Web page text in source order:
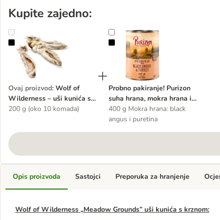
Kupite zajedno:
Wolf of Wilderness – uši kunića s krznom
Ovaj proizvod: Wolf of
Wilderness – uši kunića s
krznom
200 g (oko 10 komada)
Probno pakiranje! Purizon suha
Probno pakiranje! Purizon
suha hrana, mokra hrana i
poslastice
400 g Mokra hrana: black
angus i puretina
Opis proizvoda
Wolf of Wilderness „Meadow Grounds” uši kunića s krznom:
Sastojci Preporuka za hranjenje